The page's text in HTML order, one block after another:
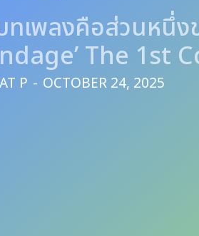
เพลงคือส่วนหนึ่ง
The 1st
P - OCTOBER 24, 2025